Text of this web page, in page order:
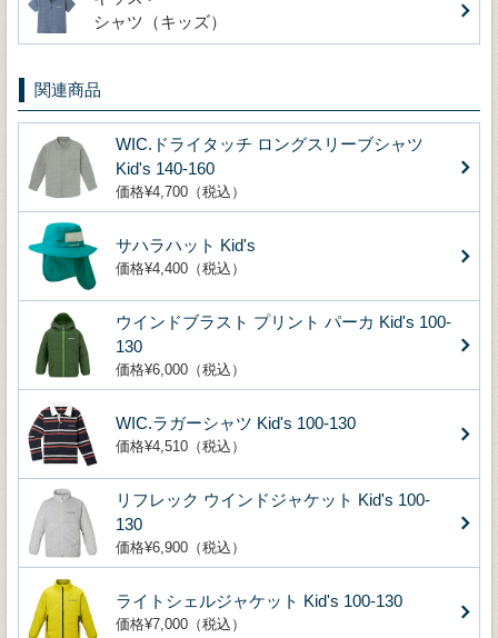
シャツ（キッズ）
関連商品
WIC.ドライタッチ ロングスリーブシャツ
Kid's 140-160
価格¥4,700（税込）
サハラハット Kid's
価格¥4,400（税込）
ウインドブラスト プリント パーカ Kid's 100-
130
価格¥6,000（税込）
WIC.ラガーシャツ Kid's 100-130
価格¥4,510（税込）
リフレック ウインドジャケット Kid's 100-
130
価格¥6,900（税込）
ライトシェルジャケット Kid's 100-130
価格¥7,000（税込）